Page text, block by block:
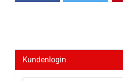
Kundenlogin